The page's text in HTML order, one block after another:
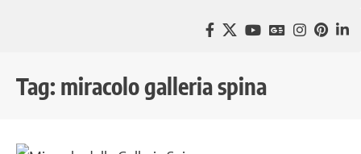
Tag: miracolo galleria spina